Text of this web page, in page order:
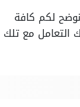
لكم كافة
مع تلك